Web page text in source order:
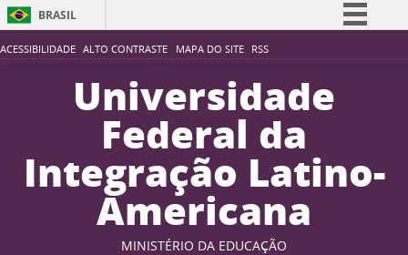
ACESSIBILIDADE ALTO CONTRASTE MAPA DO SITE RSS
BRASIL
Simplifique!
Participe
Acesso à informação
Legislação
Canais
Universidade
Federal da
Integração Latino-
Americana
MINISTÉRIO DA EDUCAÇÃO